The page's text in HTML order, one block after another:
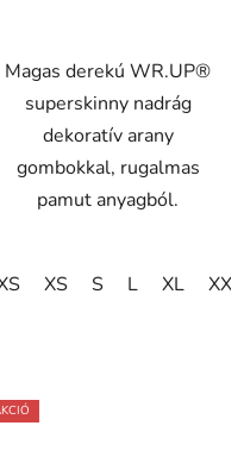
Magas derekú WR.UP®
superskinny nadrág
dekoratív arany
gombokkal, rugalmas
pamut anyagból.
XS S L XL XXL